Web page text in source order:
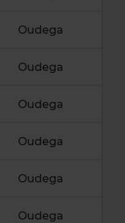
Oudega
Oudega
Oudega
Oudega
Oudega
Oudega